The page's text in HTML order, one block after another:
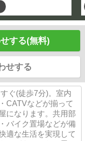
する(無料)
せする
ぐ(徒歩7分)。室内
CATVなどが揃って
になります。共用部
バイク置場などが備
適な生活を実現して